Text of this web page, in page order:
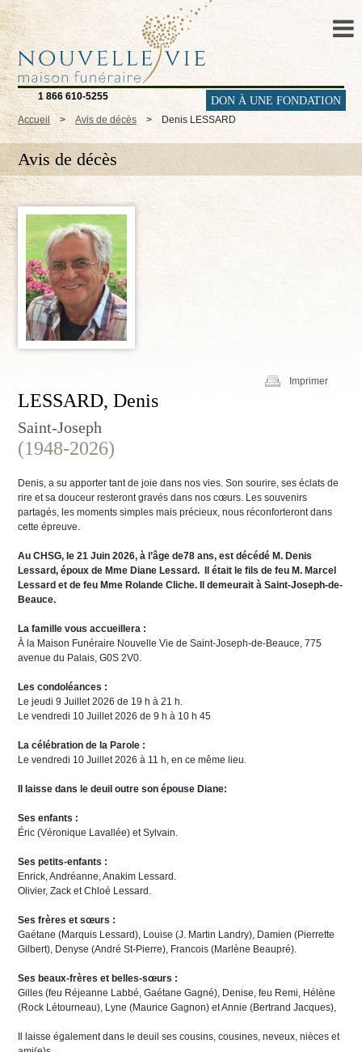
1 866 610-5255 DON À UNE FONDATION
Accueil > Avis de décès > Denis LESSARD
Avis de décès
Imprimer
LESSARD, Denis
Saint-Joseph
(1948-2026)
Denis, a su apporter tant de joie dans nos vies. Son sourire, ses éclats de
rire et sa douceur resteront gravés dans nos cœurs. Les souvenirs
partagés, les moments simples mais précieux, nous réconforteront dans
cette épreuve.
Au CHSG, le 21 Juin 2026, à l’âge de78 ans, est décédé M. Denis
Lessard, époux de Mme Diane Lessard. Il était le fils de feu M. Marcel
Lessard et de feu Mme Rolande Cliche.
Il demeurait à Saint-Joseph-de-
Beauce.
La famille vous accueillera :
À la Maison Funéraire Nouvelle Vie de Saint-Joseph-de-Beauce, 775
avenue du Palais, G0S 2V0.
Les condoléances :
Le jeudi 9 Juillet 2026 de 19 h à 21 h.
Le vendredi 10 Juillet 2026 de 9 h à 10 h 45
La célébration de la Parole :
Le vendredi 10 Juillet 2026 à 11 h, en ce même lieu.
Il laisse dans le deuil outre son épouse Diane:
Ses enfants :
Éric (Véronique Lavallée) et Sylvain.
Ses petits-enfants :
Enrick, Andréanne, Anakim Lessard.
Olivier, Zack et Chloé Lessard.
Ses frères et sœurs :
Gaétane (Marquis Lessard), Louise (J. Martin Landry), Damien (Pierrette
Gilbert), Denyse (André St-Pierre), Francois (Marlène Beaupré).
Ses beaux-frères et belles-sœurs :
Gilles (feu Réjeanne Labbé, Gaétane Gagné), Denise, feu Remi, Hélène
(Rock Létourneau), Lyne (Maurice Gagnon) et Annie (Bertrand Jacques),
Il laisse également dans le deuil ses cousins, cousines, neveux, nièces et